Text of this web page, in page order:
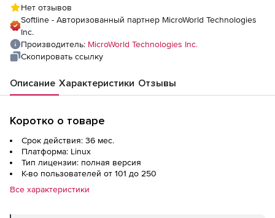
Нет отзывов
Softline - Авторизованный партнер MicroWorld Technologies
Inc.
Производитель: MicroWorld Technologies Inc.
Скопировать ссылку
Описание Характеристики Отзывы
Коротко о товаре
Срок действия: 36 мес.
Платформа: Linux
Тип лицензии: полная версия
К-во пользователей от 101 до 250
Все характеристики